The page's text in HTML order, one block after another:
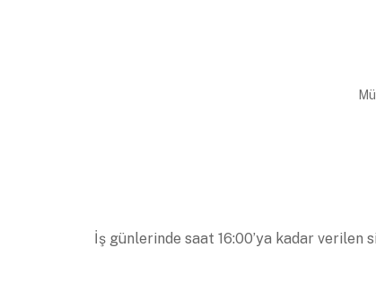
İş günlerinde saat 16:00’ya kadar